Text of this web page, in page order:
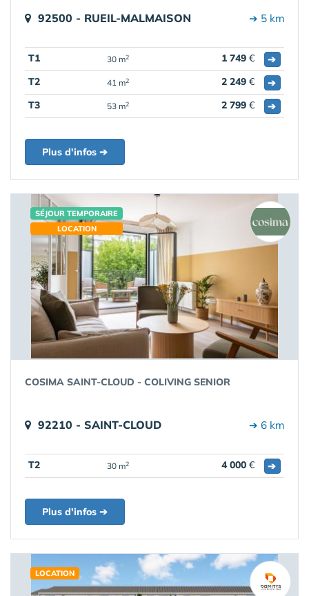
92500 - RUEIL-MALMAISON ➔ 5 km
T1 30 m2 1 749 €
➔
T2
41 m2 2 249 €
➔
T3
53 m2 2 799 € ➔
Plus d'infos ➔
SÉJOUR TEMPORAIRE
LOCATION
COSIMA SAINT-CLOUD - COLIVING SENIOR
92210 - SAINT-CLOUD ➔ 6 km
T2 30 m2 4 000 € ➔
Plus d'infos ➔
LOCATION